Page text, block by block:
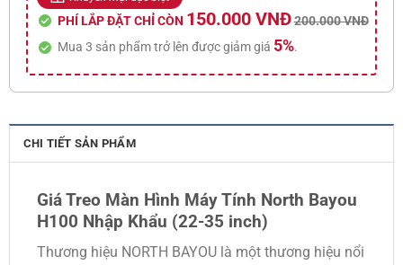
PHÍ LẮP ĐẶT CHỈ CÒN 150.000 VNĐ200.000 VNĐ
Mua 3 sản phẩm trở lên được giảm giá 5%.
CHI TIẾT SẢN PHẨM
Giá Treo Màn Hình Máy Tính North Bayou
H100 Nhập Khẩu (22-35 inch)
Thương hiệu NORTH BAYOU là một thương hiệu nổi